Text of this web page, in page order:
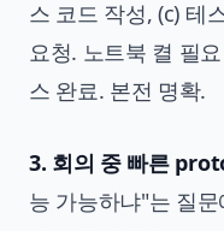
스 코드 작성, (c) 테
요청. 노트북 켤 필
스 완료. 본전 명확.
3. 회의 중 빠른
능 가능하냐"는 질